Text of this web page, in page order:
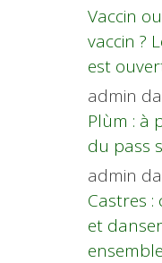
Vaccin
vaccin ?
est
admin
Plùm : à
du pass
admin
Castres
et danser